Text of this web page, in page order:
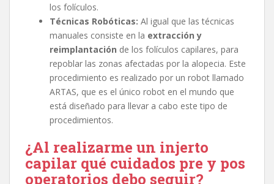
los folículos.
Técnicas Robóticas: Al igual que las técnicas
manuales consiste en la extracción y
reimplantación de los folículos capilares, para
repoblar las zonas afectadas por la alopecia. Este
procedimiento es realizado por un robot llamado
ARTAS, que es el único robot en el mundo que
está diseñado para llevar a cabo este tipo de
procedimientos.
¿Al realizarme un injerto
capilar qué cuidados pre y pos
operatorios debo seguir?